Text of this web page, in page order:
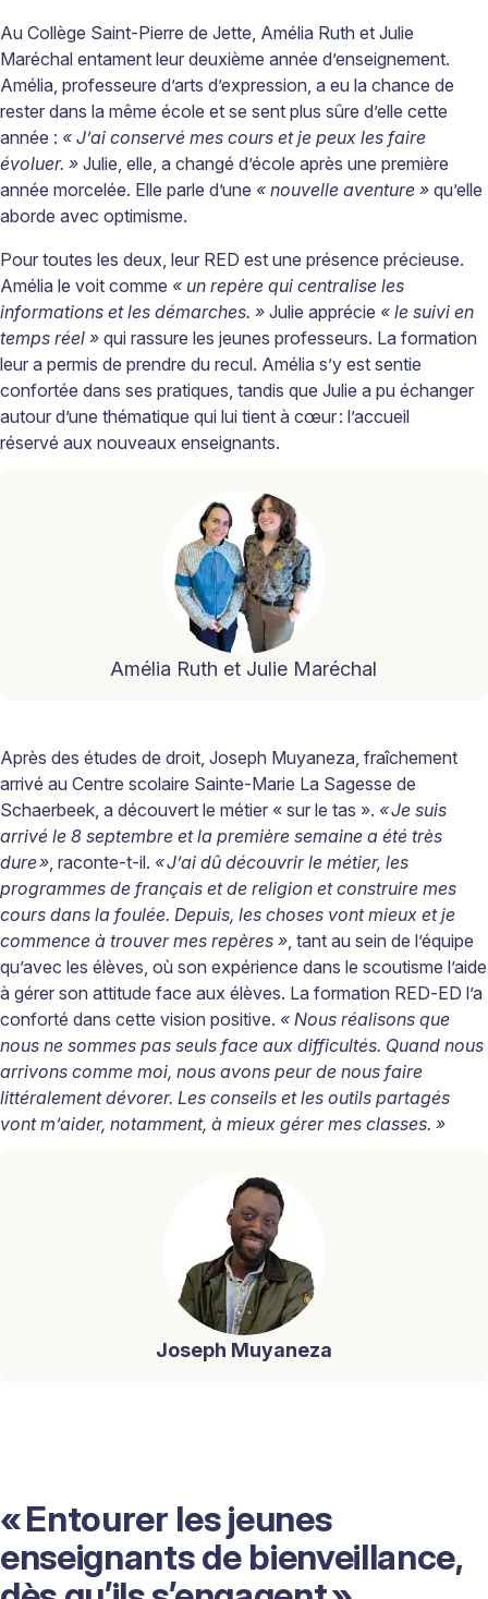
Au Collège Saint-Pierre de Jette, Amélia Ruth et Julie
Maréchal entament leur deuxième année d’enseignement.
Amélia, professeure d’arts d’expression, a eu la chance de
rester dans la même école et se sent plus sûre d’elle cette
année : « J’ai conservé mes cours et je peux les faire
évoluer. » Julie, elle, a changé d’école après une première
année morcelée. Elle parle d’une « nouvelle aventure » qu’elle
aborde avec optimisme.
Pour toutes les deux, leur RED est une présence précieuse.
Amélia le voit comme « un repère qui centralise les
informations et les démarches. » Julie apprécie « le suivi en
temps réel » qui rassure les jeunes professeurs. La formation
leur a permis de prendre du recul. Amélia s’y est sentie
confortée dans ses pratiques, tandis que Julie a pu échanger
autour d’une thématique qui lui tient à cœur: l’accueil
réservé aux nouveaux enseignants.
Amélia Ruth et Julie Maréchal
Après des études de droit, Joseph Muyaneza, fraîchement
arrivé au Centre scolaire Sainte-Marie La Sagesse de
Schaerbeek, a découvert le métier « sur le tas ». «Je suis
arrivé le 8 septembre et la première semaine a été très
dure», raconte-t-il. «J’ai dû découvrir le métier, les
programmes de français et de religion et construire mes
cours dans la foulée. Depuis, les choses vont mieux et je
commence à trouver mes repères », tant au sein de l’équipe
qu’avec les élèves, où son expérience dans le scoutisme l’aide
à gérer son attitude face aux élèves. La formation RED-ED l’a
conforté dans cette vision positive. « Nous réalisons que
nous ne sommes pas seuls face aux difficultés. Quand nous
arrivons comme moi, nous avons peur de nous faire
littéralement dévorer. Les conseils et les outils partagés
vont m’aider, notamment, à mieux gérer mes classes. »
Joseph Muyaneza
« Entourer les jeunes
enseignants de bienveillance,